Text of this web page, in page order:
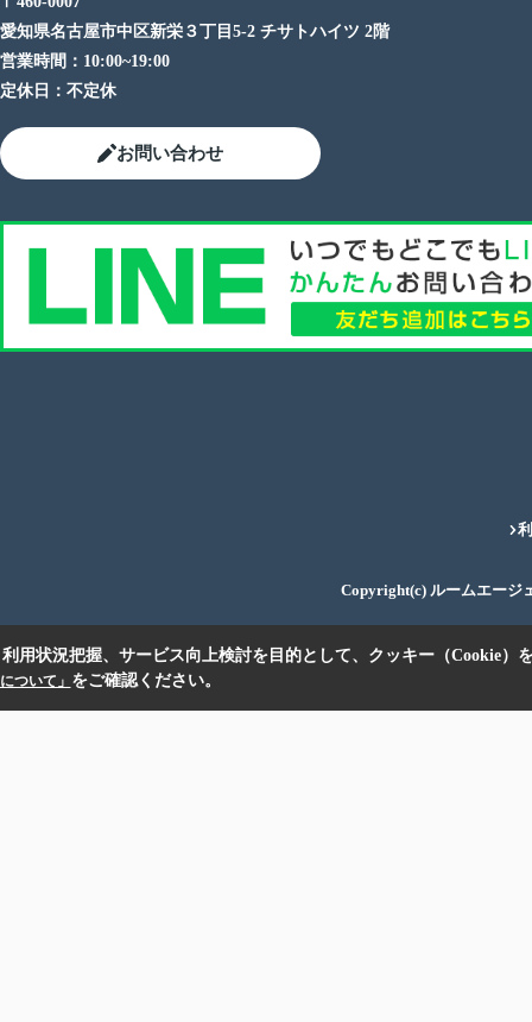
愛知県名古屋市中区新栄３丁目5-2 チサトハイツ 2階
営業時間： 10:00~19:00
定休日： 不定休
お問い合わせ
Copyright(c) ルームエージ
用状況把握、サービス向上検討を目的として、クッキー（Cookie）
ついて」 をご確認ください。